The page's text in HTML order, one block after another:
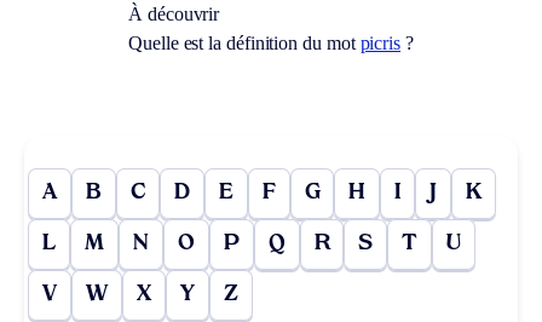
À découvrir
Quelle est la définition du mot picris ?
A B C D E F G H I J K
L M N O P Q R S T U
V W X Y Z